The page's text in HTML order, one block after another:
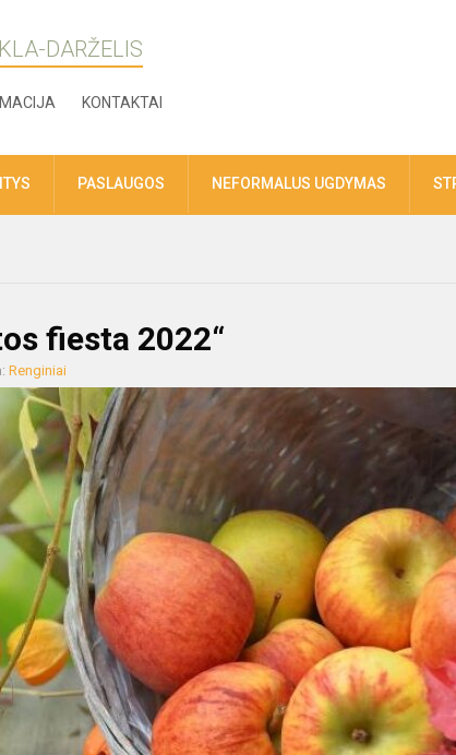
DARŽELIS
KONTAKTAI
PASLAUGOS NEFORMALUS UGDYMAS
fiesta 2022“
Renginiai